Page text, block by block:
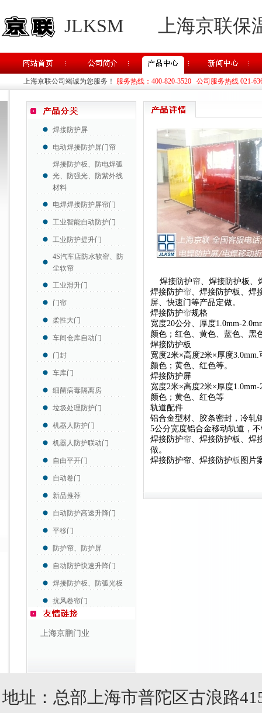
JLKSM 上海京联
上海京联公司竭诚为您服务！ 服务热线：400-820-3520 公司服务热线 021-
焊接防护屏
电动焊接防护屏门帘
焊接防护板、防电焊弧
光、防强光、防紫外线
材料
电焊焊接防护屏帘门
工业智能自动防护门
工业防护提升门
4S汽车店防水软帘、防
尘软帘
工业滑升门
门帘
柔性大门
车间仓库自动门
门封
车库门
细菌病毒隔离房
垃圾处理防护门
机器人防护门
机器人防护联动门
自由平开门
自动卷门
新品推荐
自动防护高速升降门
平移门
防护帘、防护屏
自动防护快速升降门
焊接防护板、防弧光板
抗风卷帘门
上海京鹏门业
焊接防护帘、焊接防护板、
焊接防护帘、焊接防护板、焊
屏、快速门等产品定做。
焊接防护帘规格
宽度20公分、厚度1.0mm-
颜色；红色、黄色、蓝色、黑
焊接防护板
宽度2米×高度2米×厚度
颜色；黄色、红色等。
焊接防护屏
宽度2米×高度2米×厚度1.0mm-
颜色；黄色、红色等
轨道配件
铝合金型材、胶条密封，冷轧
5公分宽度铝合金移动轨道，
焊接防护帘、焊接防护板、焊
做。
焊接防护帘、焊接防护板 图片
地址：总部上海市普陀区古浪路